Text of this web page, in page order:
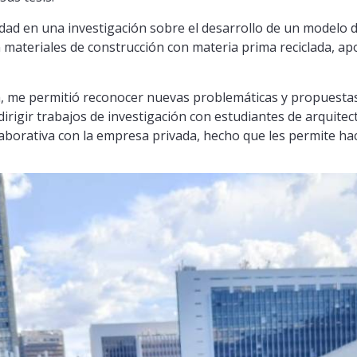
en una investigación sobre el desarrollo de un modelo
de construcción con materia prima reciclada,
me permitió reconocer nuevas problemáticas y
trabajos de investigación con estudiantes de
con la empresa privada, hecho que les permite